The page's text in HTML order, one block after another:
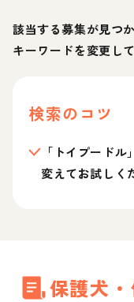
該当する募集が見つ
キーワードを変更し
検索のコツ
「トイプード
変えてお試しく
保護犬